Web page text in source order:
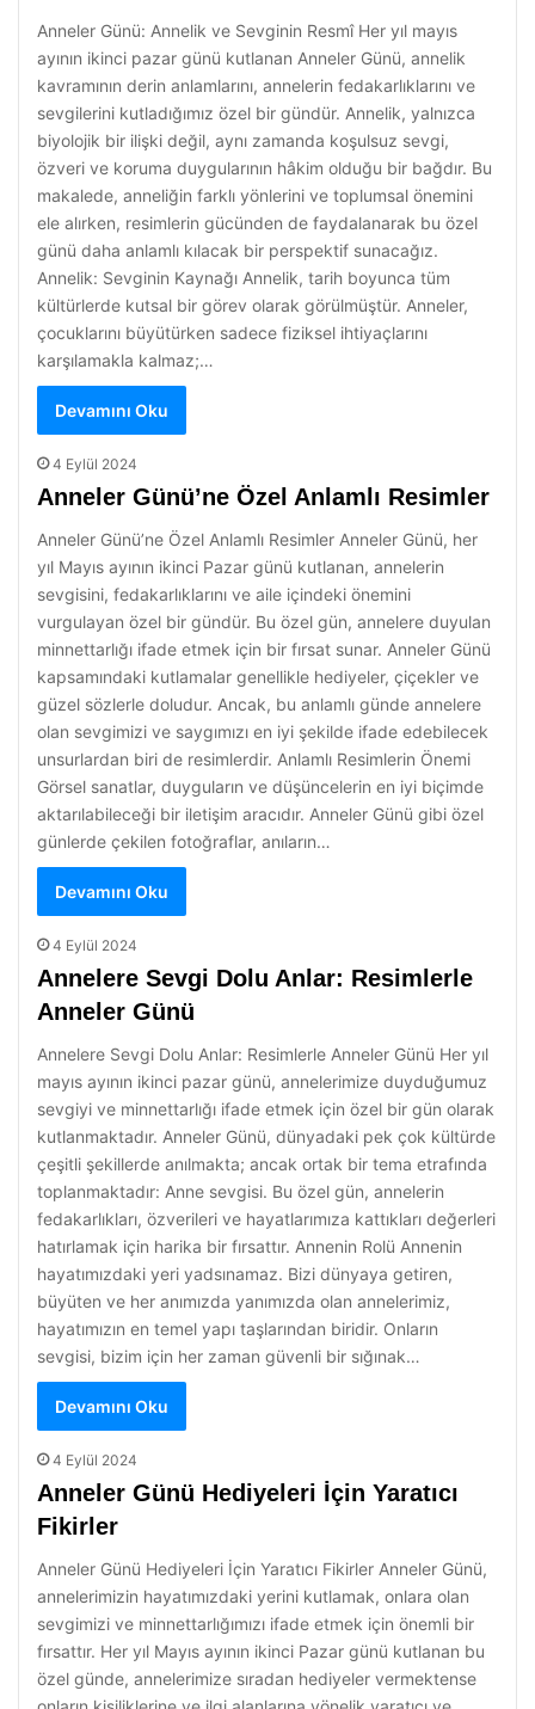
Anneler Günü: Annelik ve Sevginin Resmî Her yıl mayıs
ayının ikinci pazar günü kutlanan Anneler Günü, annelik
kavramının derin anlamlarını, annelerin fedakarlıklarını ve
sevgilerini kutladığımız özel bir gündür. Annelik, yalnızca
biyolojik bir ilişki değil, aynı zamanda koşulsuz sevgi,
özveri ve koruma duygularının hâkim olduğu bir bağdır. Bu
makalede, anneliğin farklı yönlerini ve toplumsal önemini
ele alırken, resimlerin gücünden de faydalanarak bu özel
günü daha anlamlı kılacak bir perspektif sunacağız.
Annelik: Sevginin Kaynağı Annelik, tarih boyunca tüm
kültürlerde kutsal bir görev olarak görülmüştür. Anneler,
çocuklarını büyütürken sadece fiziksel ihtiyaçlarını
karşılamakla kalmaz;…
Devamını Oku
4 Eylül 2024
Anneler Günü’ne Özel Anlamlı Resimler
Anneler Günü’ne Özel Anlamlı Resimler Anneler Günü, her
yıl Mayıs ayının ikinci Pazar günü kutlanan, annelerin
sevgisini, fedakarlıklarını ve aile içindeki önemini
vurgulayan özel bir gündür. Bu özel gün, annelere duyulan
minnettarlığı ifade etmek için bir fırsat sunar. Anneler Günü
kapsamındaki kutlamalar genellikle hediyeler, çiçekler ve
güzel sözlerle doludur. Ancak, bu anlamlı günde annelere
olan sevgimizi ve saygımızı en iyi şekilde ifade edebilecek
unsurlardan biri de resimlerdir. Anlamlı Resimlerin Önemi
Görsel sanatlar, duyguların ve düşüncelerin en iyi biçimde
aktarılabileceği bir iletişim aracıdır. Anneler Günü gibi özel
günlerde çekilen fotoğraflar, anıların…
Devamını Oku
4 Eylül 2024
Annelere Sevgi Dolu Anlar: Resimlerle
Anneler Günü
Annelere Sevgi Dolu Anlar: Resimlerle Anneler Günü Her yıl
mayıs ayının ikinci pazar günü, annelerimize duyduğumuz
sevgiyi ve minnettarlığı ifade etmek için özel bir gün olarak
kutlanmaktadır. Anneler Günü, dünyadaki pek çok kültürde
çeşitli şekillerde anılmakta; ancak ortak bir tema etrafında
toplanmaktadır: Anne sevgisi. Bu özel gün, annelerin
fedakarlıkları, özverileri ve hayatlarımıza kattıkları değerleri
hatırlamak için harika bir fırsattır. Annenin Rolü Annenin
hayatımızdaki yeri yadsınamaz. Bizi dünyaya getiren,
büyüten ve her anımızda yanımızda olan annelerimiz,
hayatımızın en temel yapı taşlarından biridir. Onların
sevgisi, bizim için her zaman güvenli bir sığınak…
Devamını Oku
4 Eylül 2024
Anneler Günü Hediyeleri İçin Yaratıcı
Fikirler
Anneler Günü Hediyeleri İçin Yaratıcı Fikirler Anneler Günü,
annelerimizin hayatımızdaki yerini kutlamak, onlara olan
sevgimizi ve minnettarlığımızı ifade etmek için önemli bir
fırsattır. Her yıl Mayıs ayının ikinci Pazar günü kutlanan bu
özel günde, annelerimize sıradan hediyeler vermektense